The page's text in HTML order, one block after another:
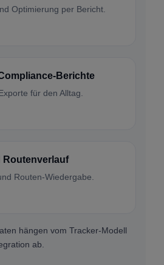
Optimierung per Bericht.
Berichte
für den Alltag.
Routenverlauf
Routen-Wiedergabe.
hängen vom Tracker-Modell
ab.